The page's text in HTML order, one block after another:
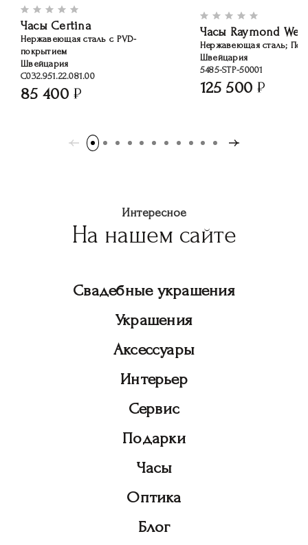
Часы Certina
Нержавеющая сталь с PVD-
покрытием
Швейцария
C032.951.22.081.00
85 400
Часы Raymond Weil
Нержавеющая сталь;
Швейцария
5485-STP-50001
125 500
Интересное
На нашем сайте
Свадебные украшения
Украшения
Аксессуары
Интерьер
Сервис
Подарки
Часы
Оптика
Блог